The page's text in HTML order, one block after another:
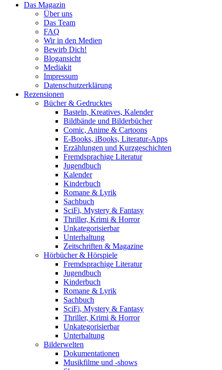
Das Magazin
Über uns
Das Team
FAQ
Wir in den Medien
Bewirb Dich!
Blogansicht
Mediakit
Impressum
Datenschutzerklärung
Rezensionen
Bücher & Gedrucktes
Basteln, Kreatives, Kalender
Bildbände und Bilderbücher
Comic, Anime & Cartoons
E-Books, iBooks, Literatur-Apps
Erzählungen und Kurzgeschichten
Fremdsprachige Literatur
Jugendbuch
Kalender
Kinderbuch
Romane & Lyrik
Sachbuch
SciFi, Mystery & Fantasy
Thriller, Krimi & Horror
Unkategorisierbar
Unterhaltung
Zeitschriften & Magazine
Hörbücher & Hörspiele
Fremdsprachige Literatur
Jugendbuch
Kinderbuch
Romane & Lyrik
Sachbuch
SciFi, Mystery & Fantasy
Thriller, Krimi & Horror
Unkategorisierbar
Unterhaltung
Bilderwelten
Dokumentationen
Musikfilme und -shows